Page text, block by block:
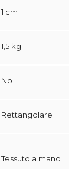
1 cm
1,5 kg
No
Rettangolare
Tessuto a mano